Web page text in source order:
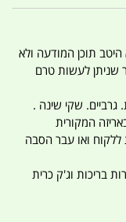
היטב תוכן המודעה ולא
שניתן לעשות טרם
גרביים. שקי שינה .
המקורית
ללקוח ואו עבר הסבה
בריכות וג'ק כרית